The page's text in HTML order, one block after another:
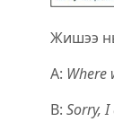
Жишээ
A: Where
B: Sorry,